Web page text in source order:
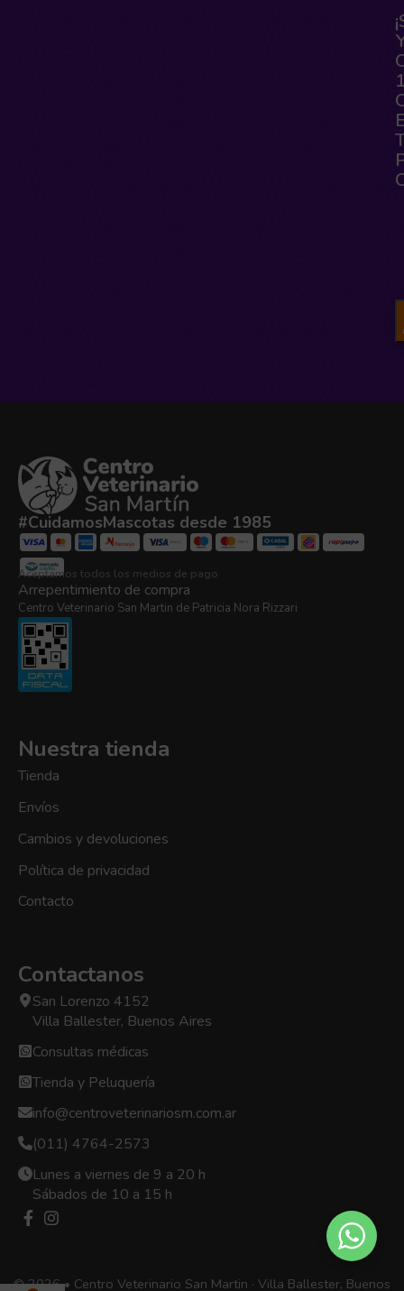
#CuidamosMascotas desde 1985
Aceptamos todos los medios de pago
Arrepentimiento de compra
Centro Veterinario San Martin de Patricia Nora Rizzari
Nuestra tienda
Tienda
Envíos
Cambios y devoluciones
Política de privacidad
Contacto
Contactanos
San Lorenzo 4152
Villa Ballester, Buenos Aires
Consultas médicas
Tienda y Peluquería
info@centroveterinariosm.com.ar
(011) 4764-2573
Lunes a viernes de 9 a 20 h
Sábados de 10 a 15 h
© 2026 • Centro Veterinario San Martin · Villa Ballester, Buenos